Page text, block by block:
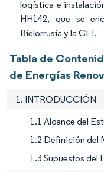
logística e
HH142, que se
Bielorrusia y la CEI.
Tabla de
de Energías
1. INTRODUCCIÓN
1.1 Alcance del
1.2 Definición del
1.3 Supuestos del